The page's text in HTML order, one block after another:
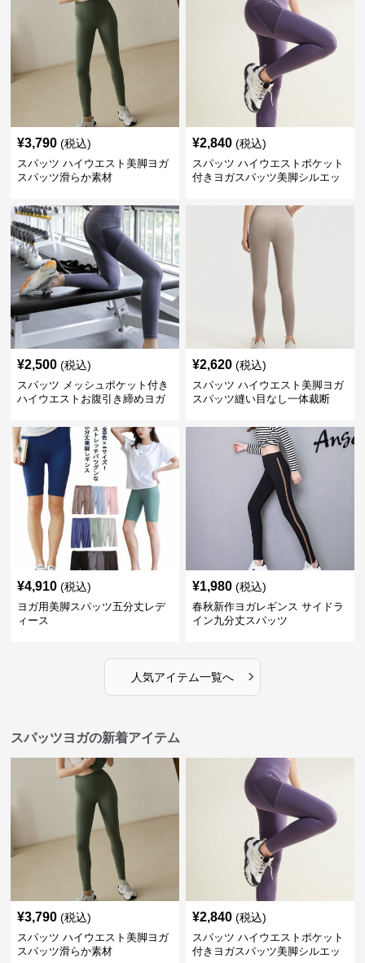
¥3,790 (税込)
スパッツ ハイウエスト美脚ヨガ
スパッツ滑らか素材
¥2,840 (税込)
スパッツ ハイウエストポケット
付きヨガスパッツ美脚シルエッ
¥2,500 (税込)
スパッツ メッシュポケット付き
ハイウエストお腹引き締めヨガ
¥2,620 (税込)
スパッツ ハイウエスト美脚ヨガ
スパッツ縫い目なし一体裁断
¥4,910 (税込)
ヨガ用美脚スパッツ五分丈レデ
ィース
¥1,980 (税込)
春秋新作ヨガレギンス サイドラ
イン九分丈スパッツ
人気アイテム一覧へ ›
スパッツヨガの新着アイテム
¥3,790 (税込)
スパッツ ハイウエスト美脚ヨガ
スパッツ滑らか素材
¥2,840 (税込)
スパッツ ハイウエストポケット
付きヨガスパッツ美脚シルエッ